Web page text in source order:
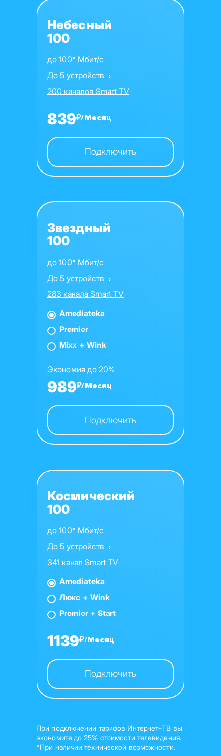
Небесный
100
до 100* Мбит/с
До 5 устройств
200 каналов Smart TV
839₽/Месяц
Подключить
Звездный
100
до 100* Мбит/с
До 5 устройств
283 канала Smart TV
Amediateka
Premier
Mixx + Wink
Экономия до 20%
989₽/Месяц
Подключить
Космический
100
до 100* Мбит/с
До 5 устройств
341 канал Smart TV
Amediateka
Люкс + Wink
Premier + Start
1139₽/Месяц
Подключить
При подключении тарифов Интернет+ТВ вы
экономите до 25% стоимости телевидения.
*При наличии технической возможности.